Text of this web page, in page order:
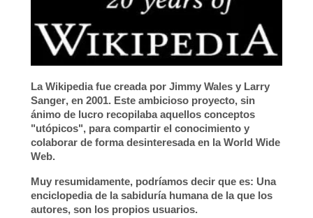
LaWikipediafue creada por Jimmy Wales y Larry
Sanger, en 2001. Este ambicioso proyecto, sin
ánimo de lucro recopilaba aquellos conceptos
"utópicos", para compartir el conocimiento y
colaborar de forma desinteresada en laWorld Wide
Web.
Muy resumidamente, podríamos decir que es: Una
enciclopedia de la sabiduría humana de la que los
autores, son los propios usuarios.